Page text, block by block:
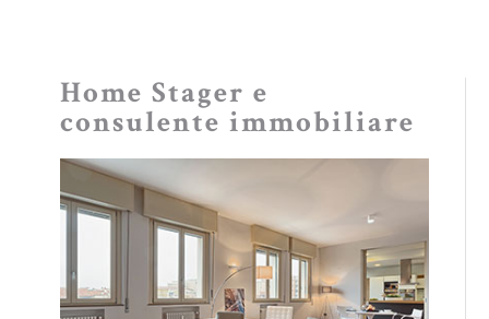
Home Stager e
consulente immobiliare